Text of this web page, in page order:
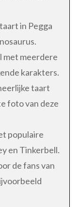
in Pegga
met meerdere
karakters.
taart
foto van deze
populaire
en Tinkerbell.
de fans van